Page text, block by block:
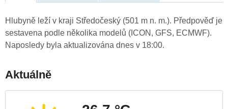
Hlubyně leží v kraji Středočeský (501 m n. m.). Předpověď je
sestavena podle několika modelů (ICON, GFS, ECMWF).
Naposledy byla aktualizována dnes v 18:00.
Aktuálně